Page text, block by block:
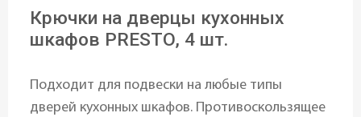
Крючки на дверцы кухонных
шкафов PRESTO, 4 шт.
Подходит для подвески на любые типы
дверей кухонных шкафов. Противоскользящее